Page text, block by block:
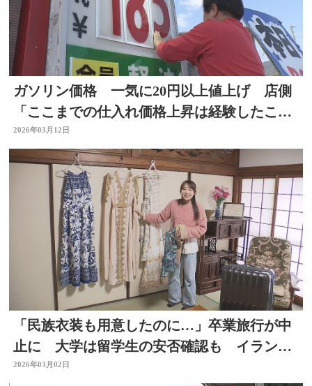
ガソリン価格 一気に20円以上値上げ 店側
「ここまでの仕入れ価格上昇は経験したこと
ない」大分
2026年03月12日
「民族衣装も用意したのに…」卒業旅行が中
止に 大学は留学生の安否確認も イラン攻
撃の影響広がる 大分
2026年03月02日